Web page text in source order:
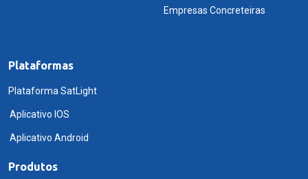
Empresas Concreteiras
Plataformas
Plataforma SatLight
Aplicativo IOS
Aplicativo Android
Produtos